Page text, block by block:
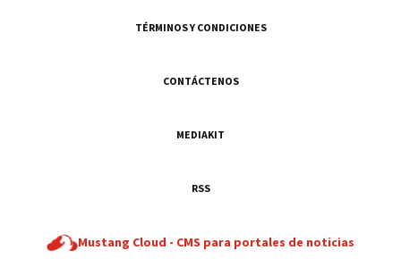
TÉRMINOS Y CONDICIONES
CONTÁCTENOS
MEDIAKIT
RSS
Mustang Cloud - CMS para portales de noticias